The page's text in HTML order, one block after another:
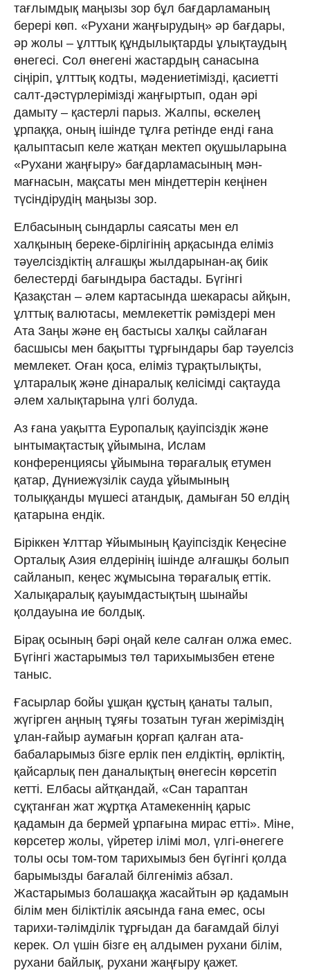
тағлымдық маңызы зор бұл бағдарламаның
берері көп. «Рухани жаңғырудың» әр бағдары,
әр жолы – ұлттық құндылықтарды ұлықтаудың
өнегесі. Сол өнегені жастардың санасына
сіңіріп, ұлттық кодты, мәдениетімізді, қасиетті
салт-дәстүрлерімізді жаңғыртып, одан әрі
дамыту – қастерлі парыз. Жалпы, өскелең
ұрпаққа, оның ішінде тұлға ретінде енді ғана
қалыптасып келе жатқан мектеп оқушыларына
«Рухани жаңғыру» бағдарламасының мән-
мағнасын, мақсаты мен міндеттерін кеңінен
түсіндірудің маңызы зор.
Елбасының сындарлы саясаты мен ел
халқының береке-бірлігінің арқасында еліміз
тәуелсіздіктің алғашқы жылдарынан-ақ биік
белестерді бағындыра бастады. Бүгінгі
Қазақстан – әлем картасында шекарасы айқын,
ұлттық валютасы, мемлекеттік рәміздері мен
Ата Заңы және ең бастысы халқы сайлаған
басшысы мен бақытты тұрғындары бар тәуелсіз
мемлекет. Оған қоса, еліміз тұрақтылықты,
ұлтаралық және дінаралық келісімді сақтауда
әлем халықтарына үлгі болуда.
Аз ғана уақытта Еуропалық қауіпсіздік және
ынтымақтастық ұйымына, Ислам
конференциясы ұйымына төрағалық етумен
қатар, Дүниежүзілік сауда ұйымының
толыққанды мүшесі атандық, дамыған 50 елдің
қатарына ендік.
Біріккен Ұлттар Ұйымының Қауіпсіздік Кеңесіне
Орталық Азия елдерінің ішінде алғашқы болып
сайланып, кеңес жұмысына төрағалық еттік.
Халықаралық қауымдастықтың шынайы
қолдауына ие болдық.
Бірақ осының бәрі оңай келе салған олжа емес.
Бүгінгі жастарымыз төл тарихымызбен етене
таныс.
Ғасырлар бойы ұшқан құстың қанаты талып,
жүгірген аңның тұяғы тозатын туған жеріміздің
ұлан-ғайыр аумағын қорғап қалған ата-
бабаларымыз бізге ерлік пен елдіктің, өрліктің,
қайсарлық пен даналықтың өнегесін көрсетіп
кетті. Елбасы айтқандай, «Сан тараптан
сұқтанған жат жұртқа Атамекеннің қарыс
қадамын да бермей ұрпағына мирас етті». Міне,
көрсетер жолы, үйретер ілімі мол, үлгі-өнегеге
толы осы том-том тарихымыз бен бүгінгі қолда
барымызды бағалай білгеніміз абзал.
Жастарымыз болашаққа жасайтын әр қадамын
білім мен біліктілік аясында ғана емес, осы
тарихи-тәлімділік тұрғыдан да бағамдай білуі
керек. Ол үшін бізге ең алдымен рухани білім,
рухани байлық, рухани жаңғыру қажет.